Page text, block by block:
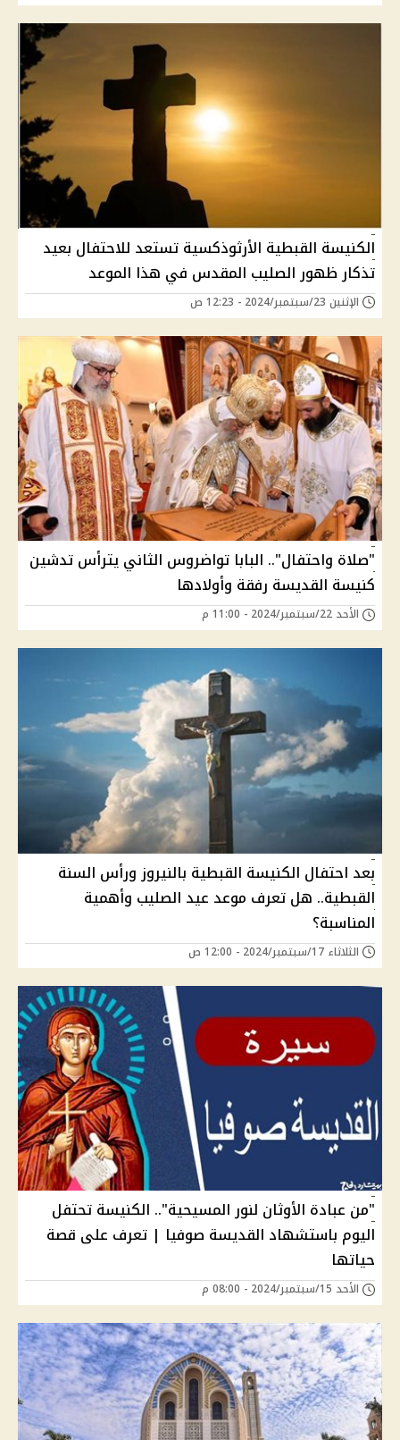
الكنيسة القبطية الأرثوذكسية تستعد للاحتفال بعيد
تذكار ظهور الصليب المقدس في هذا الموعد
الإثنين 23/سبتمبر/2024 - 12:23 ص
"صلاة واحتفال".. البابا تواضروس الثاني يترأس تدشين
كنيسة القديسة رفقة وأولادها
الأحد 22/سبتمبر/2024 - 11:00 م
بعد احتفال الكنيسة القبطية بالنيروز ورأس السنة
القبطية.. هل تعرف موعد عيد الصليب وأهمية
المناسبة؟
الثلاثاء 17/سبتمبر/2024 - 12:00 ص
"من عبادة الأوثان لنور المسيحية".. الكنيسة تحتفل
اليوم باستشهاد القديسة صوفيا | تعرف على قصة
حياتها
الأحد 15/سبتمبر/2024 - 08:00 م